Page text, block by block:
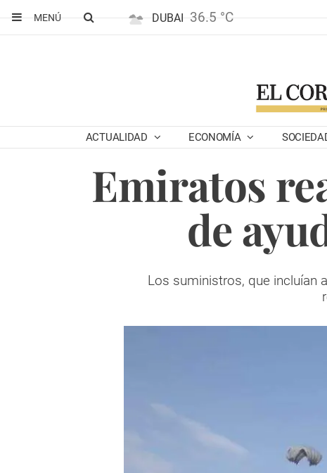
MENÚ
DUBAI 36.5 °C
ACTUALIDAD ECONOMÍA
Emiratos
de
Los suministros, que incluían